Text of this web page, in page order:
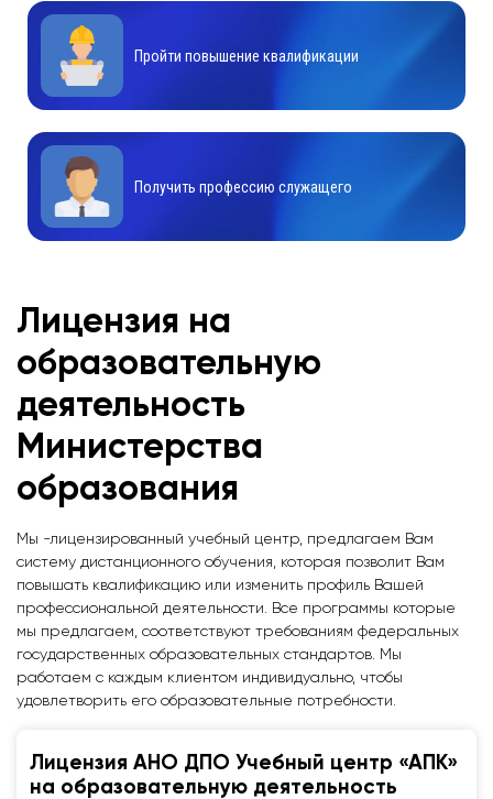
Пройти повышение квалификации
Получить профессию служащего
Лицензия на
образовательную
деятельность
Министерства
образования
Мы -лицензированный учебный центр, предлагаем Вам
систему дистанционного обучения, которая позволит Вам
повышать квалификацию или изменить профиль Вашей
профессиональной деятельности. Все программы которые
мы предлагаем, соответствуют требованиям федеральных
государственных образовательных стандартов. Мы
работаем с каждым клиентом индивидуально, чтобы
удовлетворить его образовательные потребности.
Лицензия АНО ДПО Учебный центр «АПК»
на образовательную деятельность